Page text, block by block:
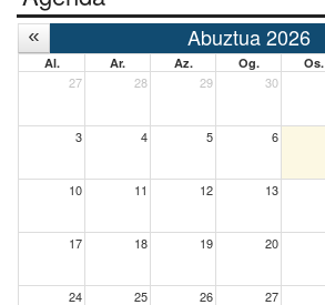
Abuztua 2026
Al. Ar. Az. Og. Os.
27 28 29 30
3 4 5 6
10 11 12 13
17 18 19 20
24 25 26 27